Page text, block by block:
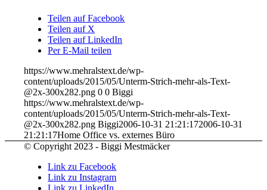
Teilen auf Facebook
Teilen auf X
Teilen auf LinkedIn
Per E-Mail teilen
https://www.mehralstext.de/wp-
content/uploads/2015/05/Unterm-Strich-mehr-als-Text-
@2x-300x282.png 0 0 Biggi
https://www.mehralstext.de/wp-
content/uploads/2015/05/Unterm-Strich-mehr-als-Text-
@2x-300x282.png Biggi2006-10-31 21:21:172006-10-31
21:21:17Home Office vs. externes Büro
© Copyright 2023 - Biggi Mestmäcker
Link zu Facebook
Link zu Instagram